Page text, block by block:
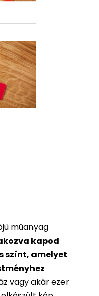
műanyag
kapod
színt, amelyet
vagy akár ezer